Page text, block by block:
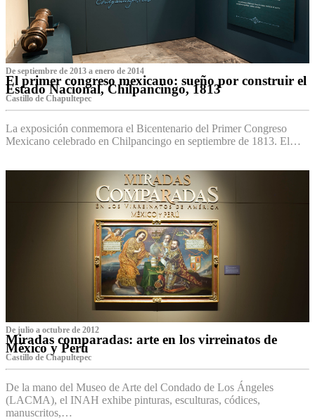
De septiembre de 2013 a enero de 2014
El primer congreso mexicano: sueño por construir el
Estado Nacional, Chilpancingo, 1813
Castillo de Chapultepec
La exposición conmemora el Bicentenario del Primer Congreso
Mexicano celebrado en Chilpancingo en septiembre de 1813. El…
De julio a octubre de 2012
Miradas comparadas: arte en los virreinatos de
México y Perú
Castillo de Chapultepec
De la mano del Museo de Arte del Condado de Los Ángeles
(LACMA), el INAH exhibe pinturas, esculturas, códices,
manuscritos,…